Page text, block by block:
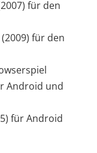
für den
für den
Android und
für Android